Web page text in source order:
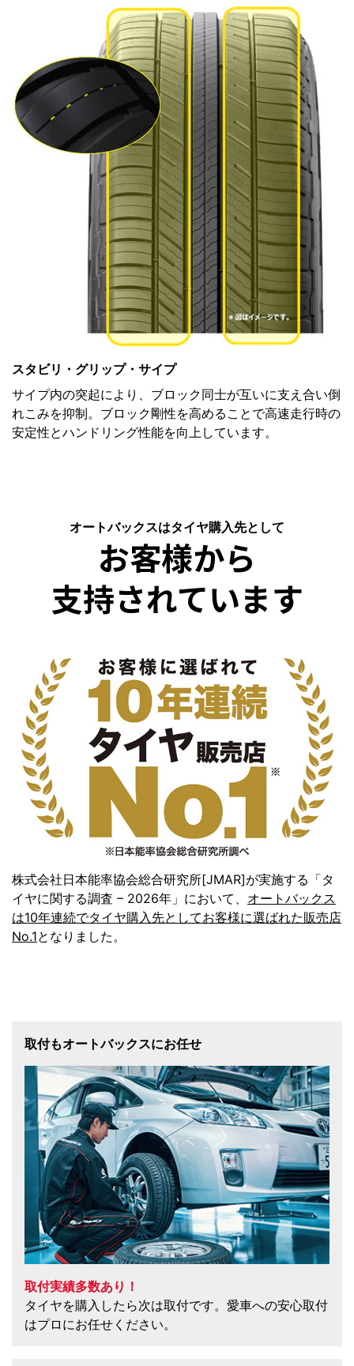
スタビリ・グリップ・サイプ
サイプ内の突起により、ブロック同士が互いに支え合い倒
れこみを抑制。ブロック剛性を高めることで高速走行時の
安定性とハンドリング性能を向上しています。
オートバックスはタイヤ購入先として
お客様から
支持されています
株式会社日本能率協会総合研究所[JMAR]が実施する「タ
イヤに関する調査 – 2026年」において、 オートバックス
は10年連続でタイヤ購入先としてお客様に選ばれた販売店
No.1となりました。
取付もオートバックスにお任せ
取付実績多数あり！
タイヤを購入したら次は取付です。愛車への安心取付
はプロにお任せください。